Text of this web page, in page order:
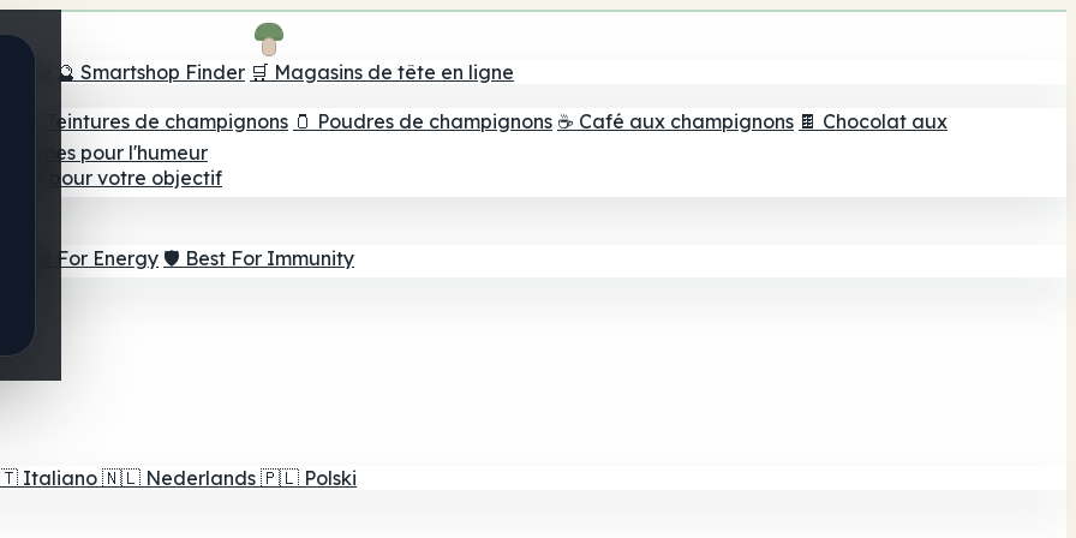
tête 🔮 Smartshop Finder 🛒 Magasins de tête en ligne
💧 Teintures de champignons 🫙 Poudres de champignons ☕ Café aux champignons 🍫 Chocolat aux
Gommes pour l'humeur
pour votre objectif
⚡ Best For Energy 🛡️ Best For Immunity
Italiano 🇳🇱 Nederlands 🇵🇱 Polski